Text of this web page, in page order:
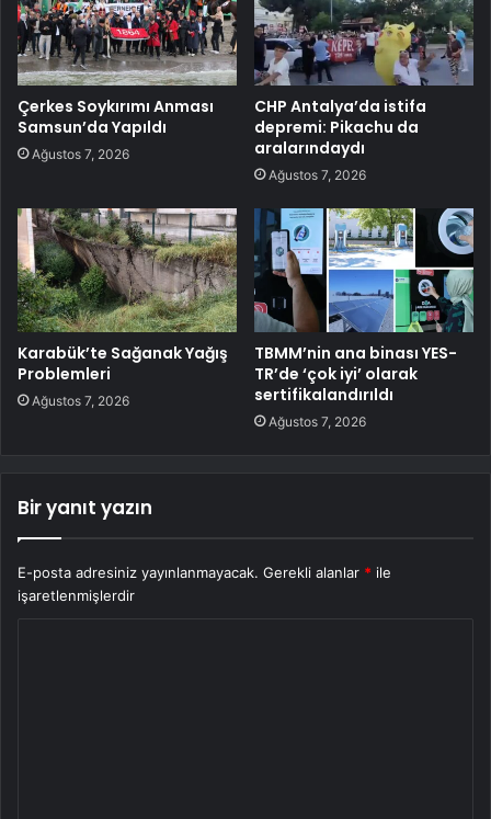
Çerkes Soykırımı Anması
Samsun’da Yapıldı
Ağustos 7, 2026
CHP Antalya’da istifa
depremi: Pikachu da
aralarındaydı
Ağustos 7, 2026
Karabük’te Sağanak Yağış
Problemleri
Ağustos 7, 2026
TBMM’nin ana binası YES-
TR’de ‘çok iyi’ olarak
sertifikalandırıldı
Ağustos 7, 2026
Bir yanıt yazın
E-posta adresiniz yayınlanmayacak. Gerekli alanlar * ile
işaretlenmişlerdir